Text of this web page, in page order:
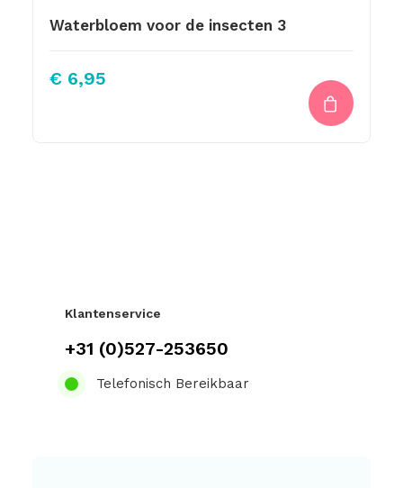
Waterbloem voor de insecten 3
€ 6,95
Klantenservice
+31 (0)527-253650
Telefonisch Bereikbaar